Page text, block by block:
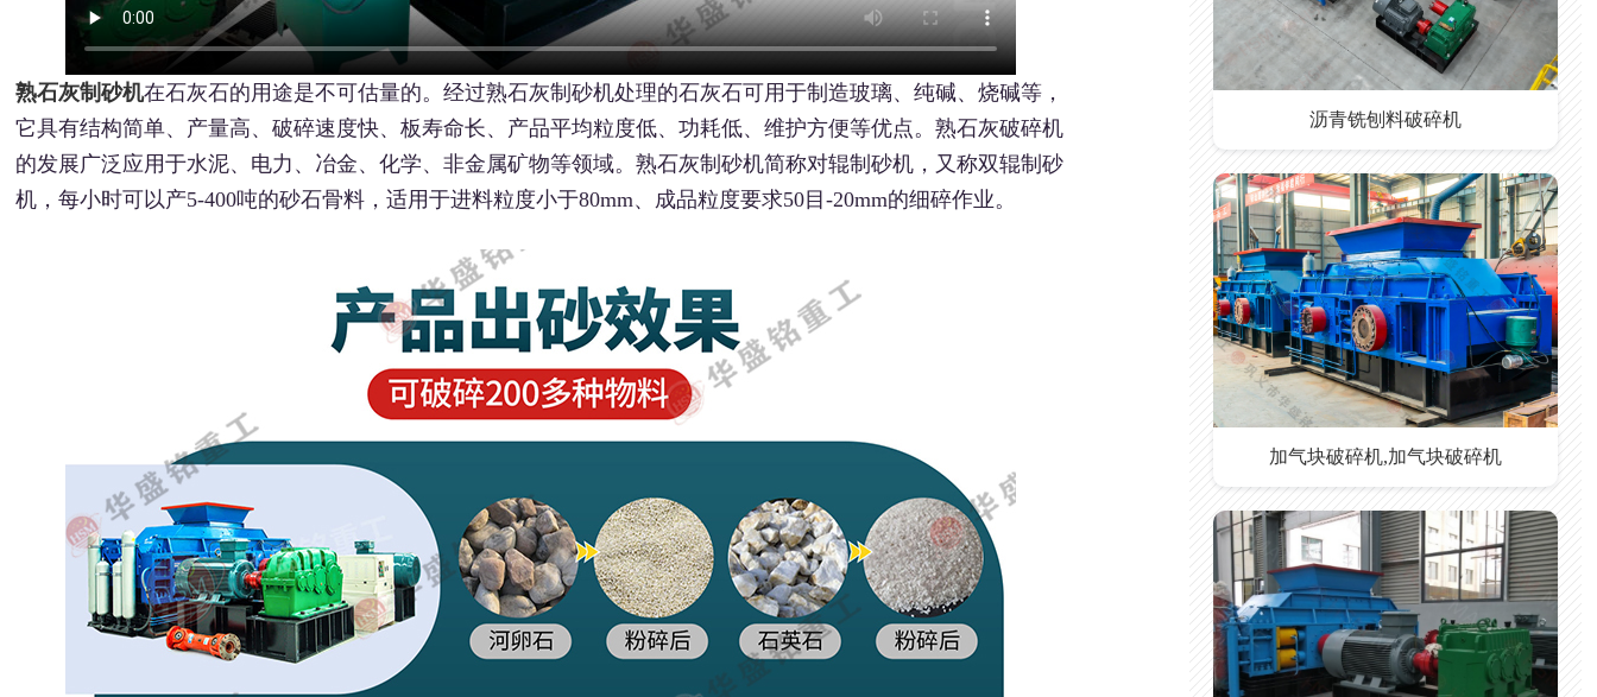
熟石灰制砂机在石灰石的用途是不可估量的。经过熟石灰制砂机处理的石灰石可用于制造玻璃、纯碱、烧碱等，
它具有结构简单、产量高、破碎速度快、板寿命长、产品平均粒度低、功耗低、维护方便等优点。熟石灰破碎机
的发展广泛应用于水泥、电力、冶金、化学、非金属矿物等领域。熟石灰制砂机简称对辊制砂机，又称双辊制砂
机，每小时可以产5-400吨的砂石骨料，适用于进料粒度小于80mm、成品粒度要求50目-20mm的细碎作业。
沥青铣刨料破碎机
加气块破碎机,加气块破碎机